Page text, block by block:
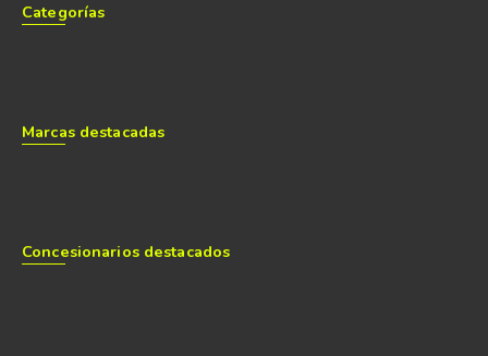
Categorías
Marcas destacadas
Concesionarios destacados